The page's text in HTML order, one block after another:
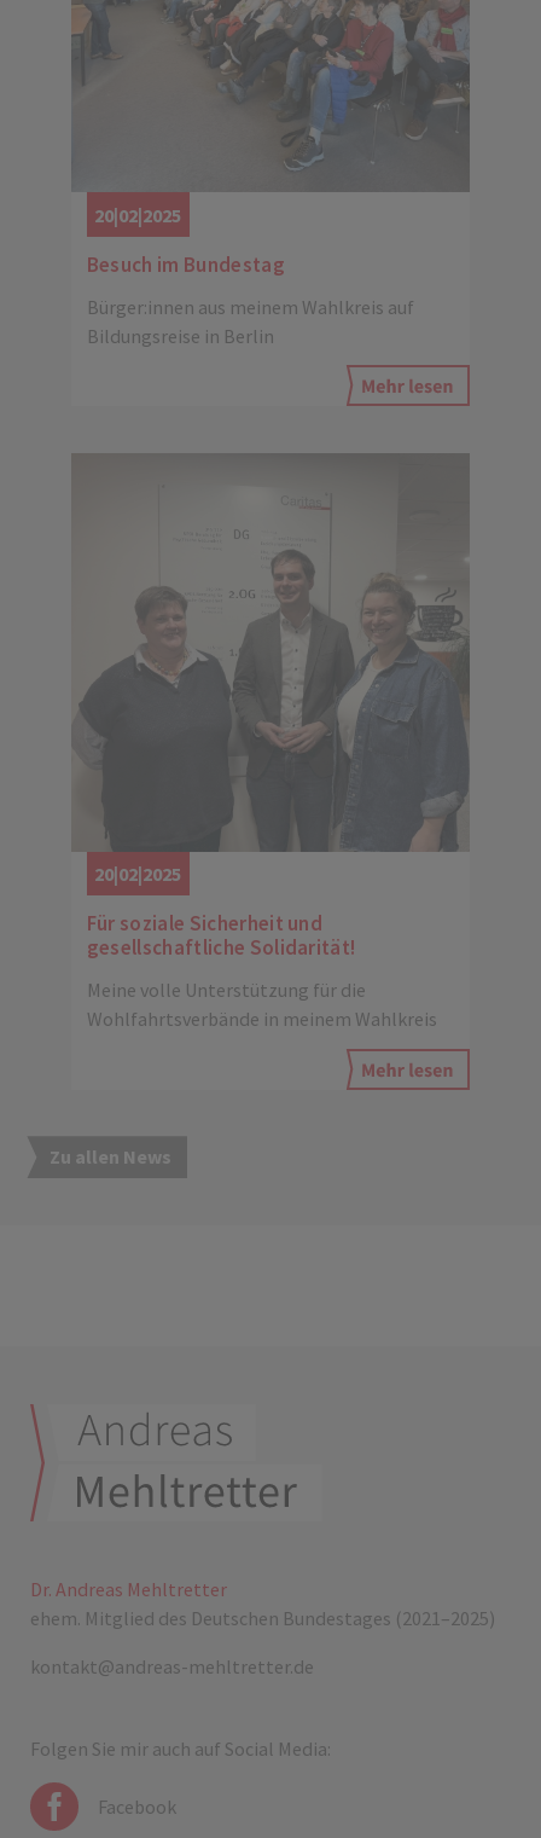
20|02|2025
Besuch im Bundestag
Bürger:innen aus meinem Wahlkreis auf
Bildungsreise in Berlin
20|02|2025
Für soziale Sicherheit und
gesellschaftliche Solidarität!
Meine volle Unterstützung für die
Wohlfahrtsverbände in meinem Wahlkreis
Zu allen News
Dr. Andreas Mehltretter
ehem. Mitglied des Deutschen Bundestages (2021–2025)
kontakt@andreas-mehltretter.de
Folgen Sie mir auch auf Social Media:
Facebook